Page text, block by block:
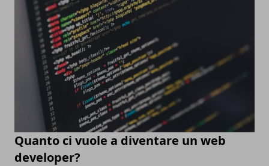
Quanto ci vuole a diventare un web
developer?